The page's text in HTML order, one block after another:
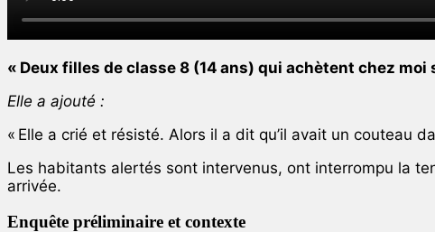
« Deux filles de classe 8 (14 ans) qui achètent chez moi
Elle a ajouté :
« Elle a crié et résisté. Alors il a dit qu’il avait un couteau
Les habitants alertés sont intervenus, ont interrompu la
arrivée.
Enquête préliminaire et contexte